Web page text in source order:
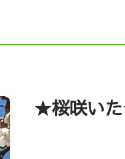
イドブックにいがた（新
サイト『COMPASS（
★桜咲い